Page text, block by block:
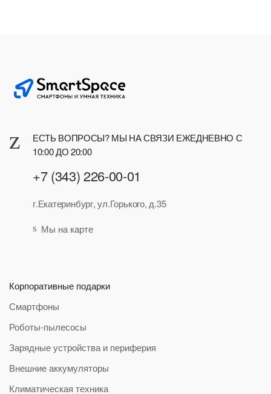
ЕСТЬ ВОПРОСЫ? МЫ НА СВЯЗИ ЕЖЕДНЕВНО С
10:00 ДО 20:00
+7 (343) 226-00-01
г.Екатеринбург, ул.Горького, д.35
Мы на карте
Корпоративные подарки
Смартфоны
Роботы-пылесосы
Зарядные устройства и периферия
Внешние аккумуляторы
Климатическая техника